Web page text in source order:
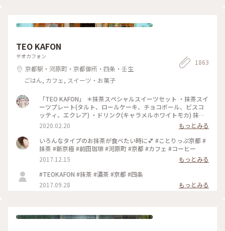
TEO KAFON
テオカフォン
京都駅・河原町・京都御所・四条・壬生
ごはん, カフェ, スイーツ・お菓子
1863
「TEO KAFON」 ＊抹茶スペシャルスイーツセット ・抹茶スイ
ーツプレート(タルト、ロールケーキ、チョコボール、ビスコ
ッティ、エクレア) ・ドリンク(キャラメルホワイトモカ) 抹茶
三昧出来て大満足したそうです。 フォークを2本用意して頂い
たのですが、娘一人で完食でした。 #TEO KAFON#抹茶三昧#
プチことりっぷ京都#冬のおでかけ
2020.02.20
もっとみる
いろんなタイプのお抹茶が食べたい時に💕 #ことりっぷ京都 #
抹茶 #新京極 #前田珈琲 #河原町 #京都 #カフェ #コーヒー
2017.12.15
もっとみる
#TEOKAFON #抹茶 #濃茶 #京都 #四条
2017.09.28
もっとみる